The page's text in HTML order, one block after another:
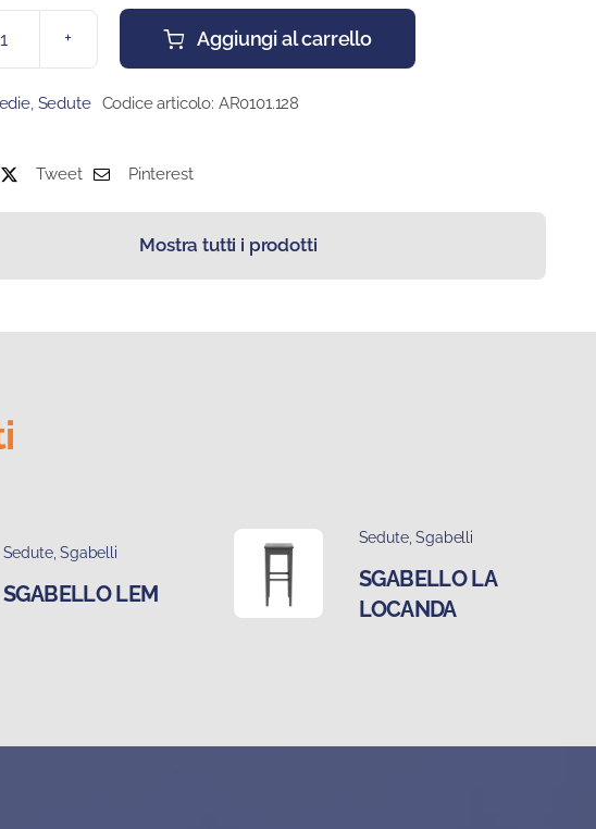
SEDIA
quantità
Aggiungi al carrello
, Sedute Codice articolo: AR0101.128
Tweet Pinterest
Mostra tutti i prodotti
Sedute,Sgabelli
SGABELLO LEM
Sedute,Sgabelli
SGABELLO LA
LOCANDA